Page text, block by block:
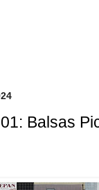
Balsas